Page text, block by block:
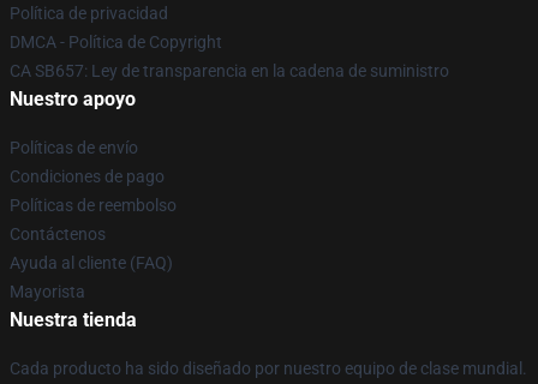
Política de privacidad
DMCA - Política de Copyright
CA SB657: Ley de transparencia en la cadena de suministro
Nuestro apoyo
Políticas de envío
Condiciones de pago
Políticas de reembolso
Contáctenos
Ayuda al cliente (FAQ)
Mayorista
Nuestra tienda
Cada producto ha sido diseñado por nuestro equipo de clase mundial.